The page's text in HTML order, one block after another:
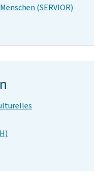
(SERVIOR)